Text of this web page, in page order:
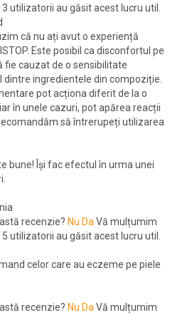
3 utilizatorii au găsit acest lucru util.
că nu ați avut o experiență
Este posibil ca disconfortul pe
fie cauzat de o sensibilitate
dintre ingredientele din compoziție.
pot acționa diferit de la o
în unele cazuri, pot apărea reacții
să întrerupeți utilizarea
bune! Își fac efectul în urma unei
recenzie? Nu Da Vă mulțumim
5 utilizatorii au găsit acest lucru util.
celor care au eczeme pe piele
recenzie? Nu Da Vă mulțumim